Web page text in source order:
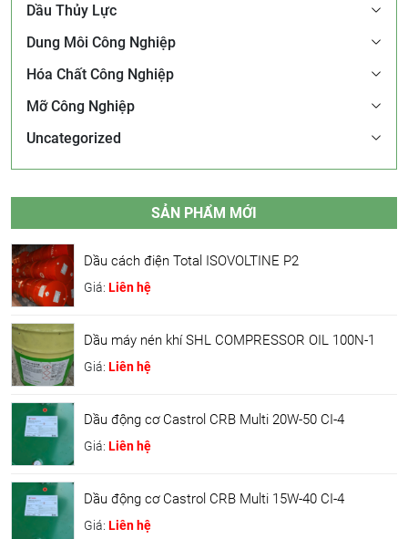
Dầu Thủy Lực
Dung Môi Công Nghiệp
Hóa Chất Công Nghiệp
Mỡ Công Nghiệp
Uncategorized
SẢN PHẨM MỚI
Dầu cách điện Total ISOVOLTINE P2
Giá: Liên hệ
Dầu máy nén khí SHL COMPRESSOR OIL 100N-1
Giá: Liên hệ
Dầu động cơ Castrol CRB Multi 20W-50 CI-4
Giá: Liên hệ
Dầu động cơ Castrol CRB Multi 15W-40 CI-4
Giá: Liên hệ